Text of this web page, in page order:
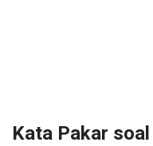
Kata Pakar